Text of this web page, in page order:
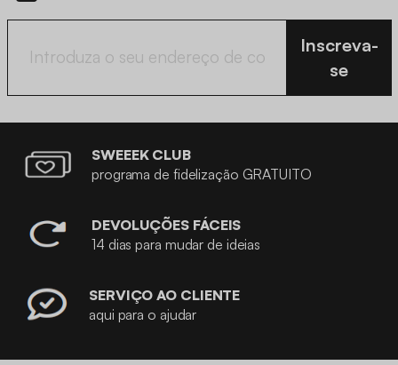
Inscreva-
se
SWEEEK CLUB
programa de fidelização GRATUITO
DEVOLUÇÕES FÁCEIS
14 dias para mudar de ideias
SERVIÇO AO CLIENTE
aqui para o ajudar